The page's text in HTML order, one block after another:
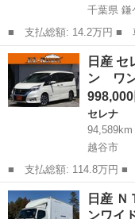
千葉県 鎌
■ 支払総額: 14.2万円 ■ 車両本体価格： 100,000 円 ■ メーカー
名： 日産 ■ 車種名：
ンキー／ＥＴＣ／電動格
気量： 6...
千葉 鎌ケ谷市 オ
日産
ン ワ
998,000
セレナ
94,589km
越谷市
■ 支払総額: 114.8万円 ■ 車両本体価格： 998,000 円 ■ メーカー
名： 日産 ■ 車種名：
ー Ｖセレクション ワン
埼玉 越谷市 セレナ
日産 Ｎ
ンワイ